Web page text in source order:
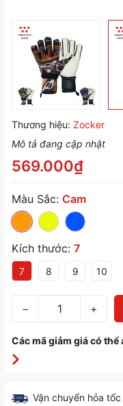
Thương hiệu: Zocker
Mô tả đang cập nhật
569.000₫
Màu Sắc: Cam
Kích thước: 7
7 8 9 10
− +
Các mã giảm giá có thể
Vận chuyển hỏa